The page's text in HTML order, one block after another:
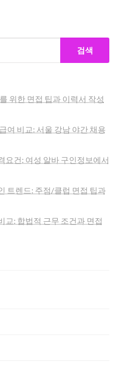
검색
위한 면접 팁과 이력서 작성
여 비교: 서울 강남 야간 채용
요건: 여성 알바 구인정보에서
트렌드: 주점/클럽 면접 팁과
교: 합법적 근무 조건과 면접